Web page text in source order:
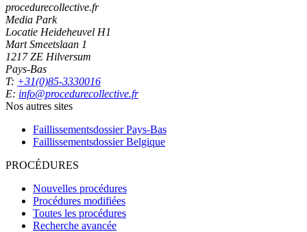
procedurecollective.fr
Media Park
Locatie Heideheuvel H1
Mart Smeetslaan 1
1217 ZE Hilversum
Pays-Bas
T: +31(0)85-3330016
E: info@procedurecollective.fr
Nos autres sites
Faillissementsdossier Pays-Bas
Faillissementsdossier Belgique
PROCÉDURES
Nouvelles procédures
Procédures modifiées
Toutes les procédures
Recherche avancée